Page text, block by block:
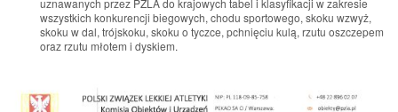
uznawanych przez PZLA do krajowych tabel i klasyfikacji w zakresie
wszystkich konkurencji biegowych, chodu sportowego, skoku wzwyż,
skoku w dal, trójskoku, skoku o tyczce, pchnięciu kulą, rzutu oszczepem
oraz rzutu młotem i dyskiem.